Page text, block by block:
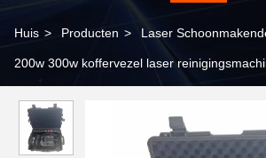
Huis > Producten > Laser
200w 300w koffervezel laser